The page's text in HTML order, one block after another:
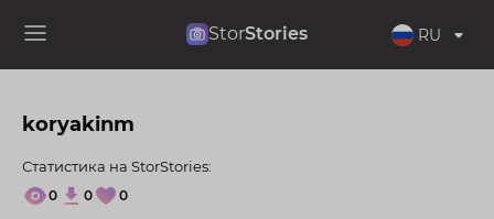
StorStories RU
koryakinm
Статистика на StorStories:
0 0 0